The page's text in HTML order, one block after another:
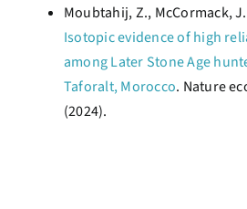
Moubtahij, Z., McCormack,
Isotopic evidence of high
among Later Stone Age
Taforalt, Morocco. Nature
(2024).